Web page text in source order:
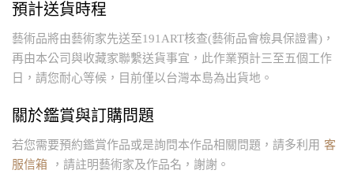
預計送貨時程
藝術品將由藝術家先送至191ART核查(藝術品會檢具保證書)，
再由本公司與收藏家聯繫送貨事宜，此作業預計三至五個工作
日，請您耐心等候，目前僅以台灣本島為出貨地。
關於鑑賞與訂購問題
若您需要預約鑑賞作品或是詢問本作品相關問題，請多利用 客
服信箱
，請註明藝術家及作品名，謝謝。